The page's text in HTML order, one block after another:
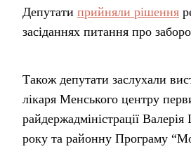
Депутати прийняли рішення
засіданнях питання про
Також депутати заслухали
лікаря Менського центру
райдержадміністрації
року та районну Програму